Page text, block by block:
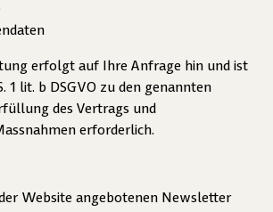
erfolgt auf Ihre Anfrage hin und ist
1 lit. b DSGVO zu den genannten
des Vertrags und
erforderlich.
Website angebotenen Newsletter